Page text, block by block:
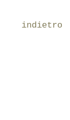
indietro